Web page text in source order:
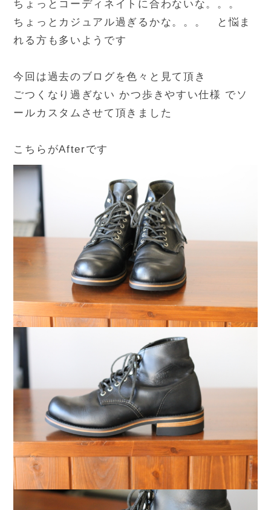
ちょっとコーディネイトに合わないな。。。
ちょっとカジュアル過ぎるかな。。。 と悩ま
れる方も多いようです
今回は過去のブログを色々と見て頂き
ごつくなり過ぎない かつ歩きやすい仕様 でソ
ールカスタムさせて頂きました
こちらがAfterです